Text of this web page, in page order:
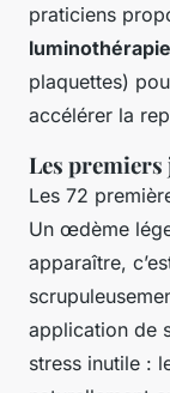
praticiens
plaquettes)
accélérer la
Les premiers
Les 72
Un œdème
apparaître,
application de
stress inutile :